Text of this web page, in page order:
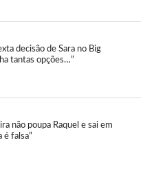
decisão de Sara no Big
tantas opções…”
não poupa Raquel e sai em
é falsa”